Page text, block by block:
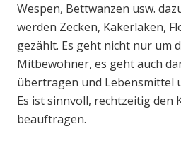
Wespen, Bettwanzen usw.
werden Zecken, Kakerlaken,
gezählt. Es geht nicht nur um
Mitbewohner, es geht auch
übertragen und Lebensmittel
Es ist sinnvoll, rechtzeitig den
beauftragen.